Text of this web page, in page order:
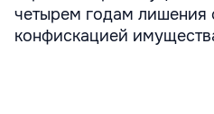
четырем годам лишения
конфискацией